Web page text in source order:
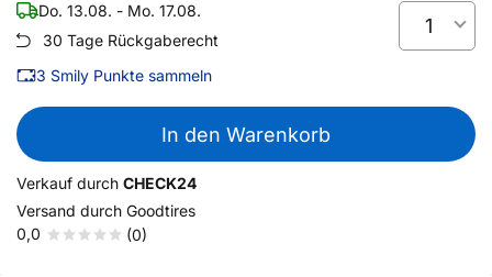
Do. 13.08. - Mo. 17.08.
30 Tage Rückgaberecht
3 Smily Punkte sammeln
1
In den Warenkorb
Verkauf durch CHECK24
Versand durch Goodtires
0,0
(0)